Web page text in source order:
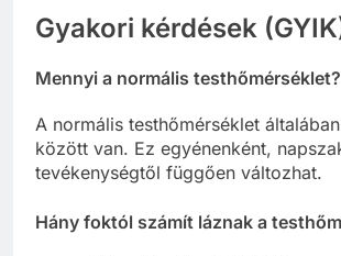
Gyakori kérdések
Mennyi a normális testhőmérséklet?
A normális testhőmérséklet általában
között van. Ez egyénenként,
tevékenységtől függően változhat.
Hány foktól számít láznak a